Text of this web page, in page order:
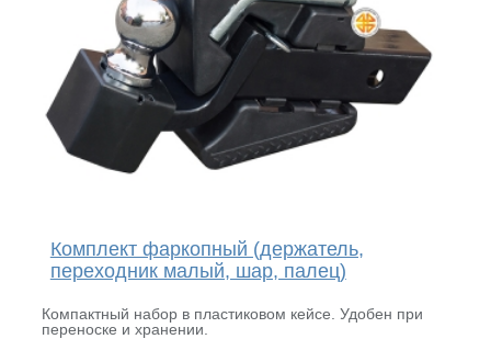
Комплект фаркопный (держатель,
переходник малый, шар, палец)
Компактный набор в пластиковом кейсе. Удобен при
переноске и хранении.